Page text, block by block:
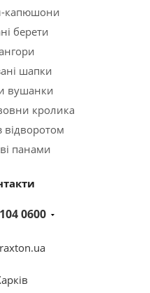
капюшони
берети
шапки
вушанки
кролика
відворотом
панами
0600